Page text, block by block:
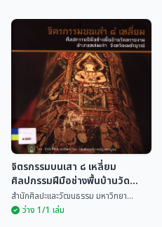
คร่าวเชียงแสนแตก
ธวัชชัย ทำทอง
จิตรกรรมบนเสา ๘ เหลี่ยม
ศิลปกรรมฝีมือช่างพื้นบ้านวัด
ทรายงาม อำเภอหล่มเก่า จังหวัด
เพชรบูรณ์
สำนักศิลปะและวัฒนธรรม มหาวิทยา...
ว่าง 1/1 เล่ม